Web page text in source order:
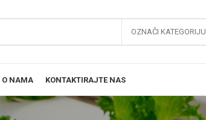
OZNAČI KATEGORIJU
O NAMA KONTAKTIRAJTE NAS